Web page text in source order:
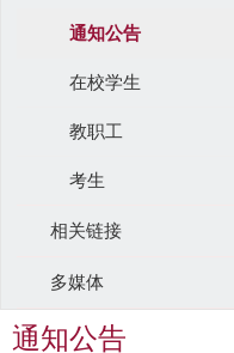
通知公告
在校学生
教职工
考生
相关链接
多媒体
通知公告